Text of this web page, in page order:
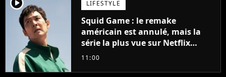
LIFESTYLE
Squid Game : le remake
américain est annulé, mais la
série la plus vue sur Netflix
pourrait avoir une version
11:00